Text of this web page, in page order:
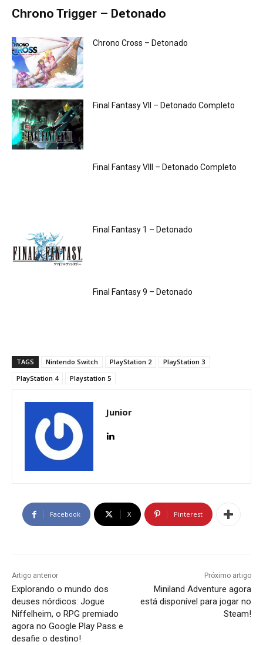
Chrono Trigger – Detonado
Chrono Cross – Detonado
Final Fantasy VII – Detonado Completo
Final Fantasy VIII – Detonado Completo
Final Fantasy 1 – Detonado
Final Fantasy 9 – Detonado
TAGS Nintendo Switch PlayStation 2
PlayStation 3
PlayStation 4
Playstation 5
Junior
Facebook X Pinterest
Artigo anterior
Explorando o mundo dos
deuses nórdicos: Jogue
Niffelheim, o RPG premiado
agora no Google Play Pass e
desafie o destino!
Próximo artigo
Miniland Adventure agora
está disponível para jogar no
Steam!